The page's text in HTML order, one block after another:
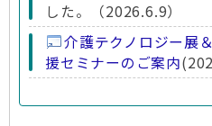
した。（2026.6.9）
介護テクノロジー展
援セミナーのご案内